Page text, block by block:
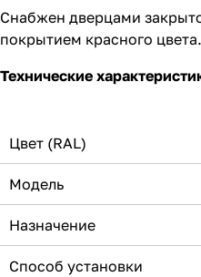
Снабжен дверцами
покрытием красного цвета.
Технические
Цвет (RAL)
Модель
Назначение
Способ установки